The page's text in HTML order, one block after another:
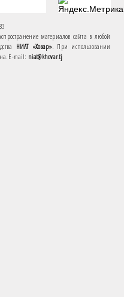
материалов сайта в любой
НИАТ «Ховар». При использовании
E-mail: niat@khovar.tj